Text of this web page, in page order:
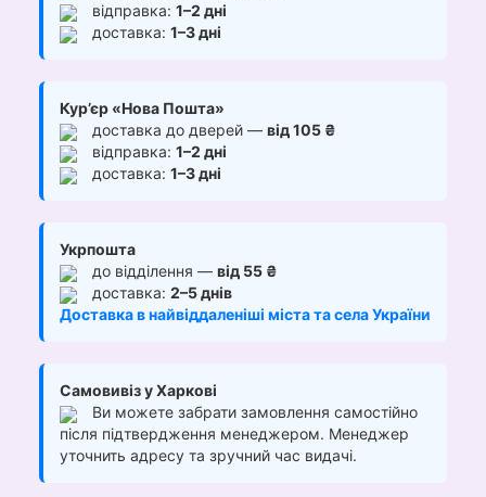
відправка: 1–2 дні
доставка: 1–3 дні
Кур’єр «Нова Пошта»
доставка до дверей — від 105 ₴
відправка: 1–2 дні
доставка: 1–3 дні
Укрпошта
до відділення — від 55 ₴
доставка: 2–5 днів
Доставка в найвіддаленіші міста та села України
Самовивіз у Харкові
Ви можете забрати замовлення самостійно
після підтвердження менеджером. Менеджер
уточнить адресу та зручний час видачі.